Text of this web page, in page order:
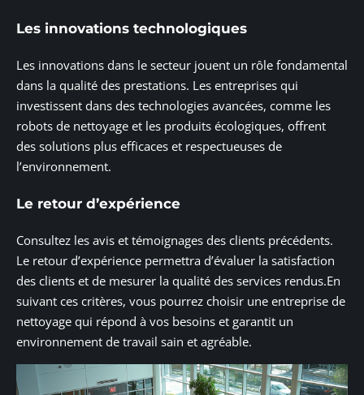
Les innovations technologiques
Les innovations dans le secteur jouent un rôle fondamental
dans la qualité des prestations. Les entreprises qui
investissent dans des technologies avancées, comme les
robots de nettoyage et les produits écologiques, offrent
des solutions plus efficaces et respectueuses de
l’environnement.
Le retour d’expérience
Consultez les avis et témoignages des clients précédents.
Le retour d’expérience permettra d’évaluer la satisfaction
des clients et de mesurer la qualité des services rendus.En
suivant ces critères, vous pourrez choisir une entreprise de
nettoyage qui répond à vos besoins et garantit un
environnement de travail sain et agréable.